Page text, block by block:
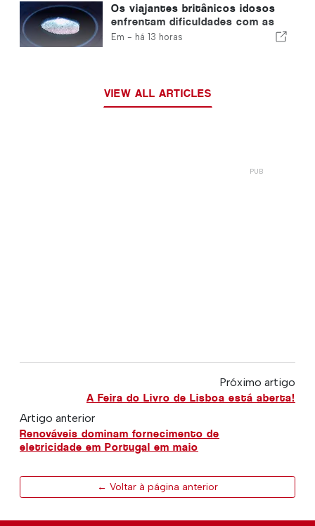
Os viajantes britânicos idosos
enfrentam dificuldades com as
novas verificações de
Em - há 13 horas
VIEW ALL ARTICLES
Próximo artigo
A Feira do Livro de Lisboa está aberta!
Artigo anterior
Renováveis dominam fornecimento de
eletricidade em Portugal em maio
← Voltar à página anterior